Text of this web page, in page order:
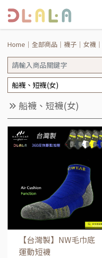
Home 全部商品 襪子 女襪
船襪、短襪(女)
船襪、短襪(女)
【台灣製】NW毛巾底
運動短襪